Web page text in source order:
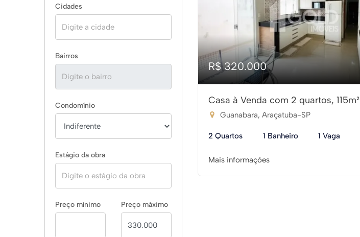
Cidades
Bairros
Condomínio
Estágio da obra
Preço mínimo Preço máximo
R$ 320.000
Casa à Venda com 2 quartos, 115m²
Guanabara, Araçatuba-SP
2 Quartos 1 Banheiro 1 Vaga
Mais informações